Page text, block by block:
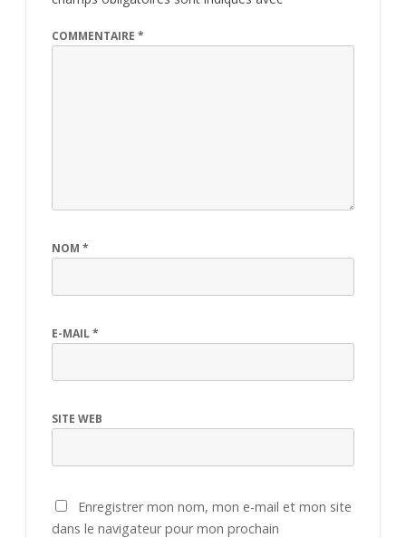
COMMENTAIRE *
NOM *
E-MAIL*
SITE WEB
Enregistrer mon nom, mon e-mail et mon site
dans le navigateur pour mon prochain